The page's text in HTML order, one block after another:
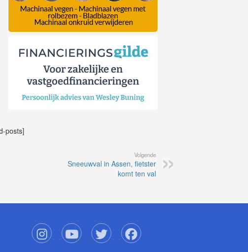
posts]
Volgende
Sneeuwval in Assen, fietster
komt ten val